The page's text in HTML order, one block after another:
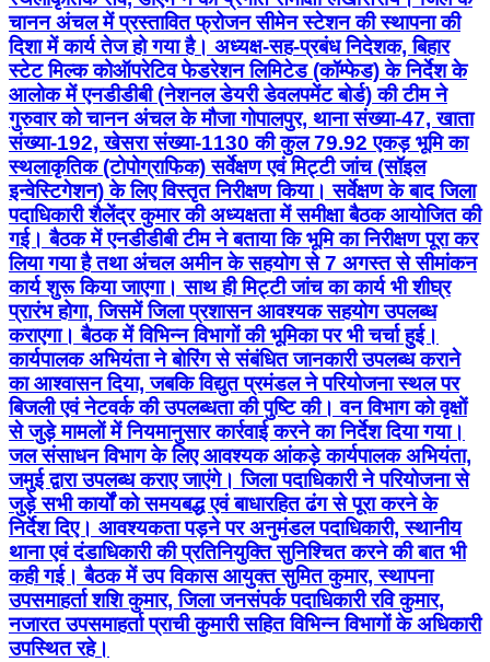
चानन अंचल में प्रस्तावित फ्रोजन सीमेन स्टेशन की स्थापना की
दिशा में कार्य तेज हो गया है। अध्यक्ष-सह-प्रबंध निदेशक, बिहार
स्टेट मिल्क कोऑपरेटिव फेडरेशन लिमिटेड (कॉम्फेड) के निर्देश के
आलोक में एनडीडीबी (नेशनल डेयरी डेवलपमेंट बोर्ड) की टीम ने
गुरुवार को चानन अंचल के मौजा गोपालपुर, थाना संख्या-47, खाता
संख्या-192, खेसरा संख्या-1130 की कुल 79.92 एकड़ भूमि का
स्थलाकृतिक (टोपोग्राफिक) सर्वेक्षण एवं मिट्टी जांच (सॉइल
इन्वेस्टिगेशन) के लिए विस्तृत निरीक्षण किया। सर्वेक्षण के बाद जिला
पदाधिकारी शैलेंद्र कुमार की अध्यक्षता में समीक्षा बैठक आयोजित की
गई। बैठक में एनडीडीबी टीम ने बताया कि भूमि का निरीक्षण पूरा कर
लिया गया है तथा अंचल अमीन के सहयोग से 7 अगस्त से सीमांकन
कार्य शुरू किया जाएगा। साथ ही मिट्टी जांच का कार्य भी शीघ्र
प्रारंभ होगा, जिसमें जिला प्रशासन आवश्यक सहयोग उपलब्ध
कराएगा। बैठक में विभिन्न विभागों की भूमिका पर भी चर्चा हुई।
कार्यपालक अभियंता ने बोरिंग से संबंधित जानकारी उपलब्ध कराने
का आश्वासन दिया, जबकि विद्युत प्रमंडल ने परियोजना स्थल पर
बिजली एवं नेटवर्क की उपलब्धता की पुष्टि की। वन विभाग को वृक्षों
से जुड़े मामलों में नियमानुसार कार्रवाई करने का निर्देश दिया गया।
जल संसाधन विभाग के लिए आवश्यक आंकड़े कार्यपालक अभियंता,
जमुई द्वारा उपलब्ध कराए जाएंगे। जिला पदाधिकारी ने परियोजना से
जुड़े सभी कार्यों को समयबद्ध एवं बाधारहित ढंग से पूरा करने के
निर्देश दिए। आवश्यकता पड़ने पर अनुमंडल पदाधिकारी, स्थानीय
थाना एवं दंडाधिकारी की प्रतिनियुक्ति सुनिश्चित करने की बात भी
कही गई। बैठक में उप विकास आयुक्त सुमित कुमार, स्थापना
उपसमाहर्ता शशि कुमार, जिला जनसंपर्क पदाधिकारी रवि कुमार,
नजारत उपसमाहर्ता प्राची कुमारी सहित विभिन्न विभागों के अधिकारी
उपस्थित रहे।